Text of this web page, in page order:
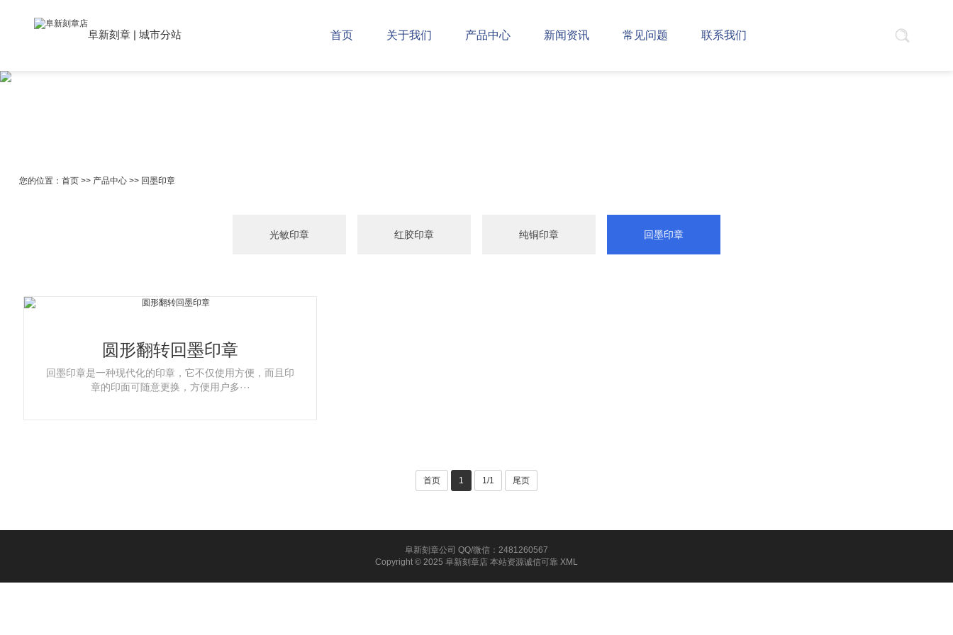
阜新刻章 | 城市分站 首页 关于我们 产品中心 新闻资讯 常见问题 联系我们
您的位置： 首页>> 产品中心>> 回墨印章
光敏印章 红胶印章 纯铜印章 回墨印章
圆形翻转回墨印章
回墨印章是一种现代化的印章，它不仅使用方便，而且印
章的印面可随意更换，方便用户多···
首页 1 1/1 尾页
阜新刻章公司 QQ/微信：2481260567
Copyright © 2025 阜新刻章店 本站资源诚信可靠 XML